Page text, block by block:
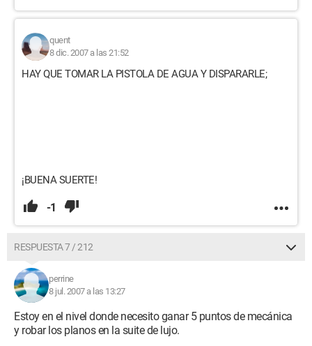
quent
8 dic. 2007 a las 21:52
HAY QUE TOMAR LA PISTOLA DE AGUA Y DISPARARLE;
¡BUENA SUERTE!
-1
RESPUESTA 7 / 212
perrine
8 jul. 2007 a las 13:27
Estoy en el nivel donde necesito ganar 5 puntos de mecánica
y robar los planos en la suite de lujo.